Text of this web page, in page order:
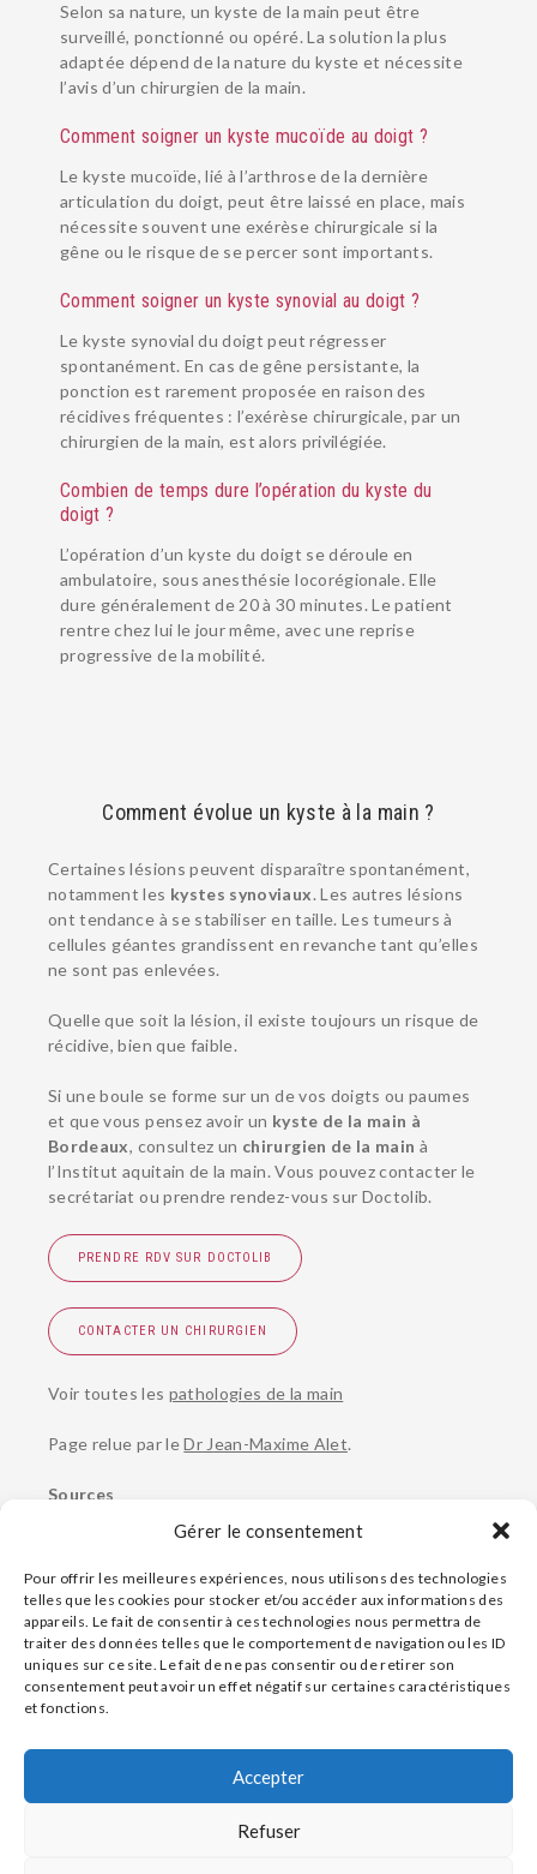
Gérer le consentement
Pour offrir les meilleures expériences, nous utilisons des technologies
telles que les cookies pour stocker et/ou accéder aux informations des
appareils. Le fait de consentir à ces technologies nous permettra de
traiter des données telles que le comportement de navigation ou les ID
uniques sur ce site. Le fait de ne pas consentir ou de retirer son
consentement peut avoir un effet négatif sur certaines caractéristiques
et fonctions.
Accepter
Refuser
Plan d’accès
Conseils pour médecins
Politique de confidentialité
Selon sa nature, un kyste de la main peut être
surveillé, ponctionné ou opéré. La solution la plus
adaptée dépend de la nature du kyste et nécessite
l’avis d’un chirurgien de la main.
Comment soigner un kyste mucoïde au doigt ?
Le kyste mucoïde, lié à l’arthrose de la dernière
articulation du doigt, peut être laissé en place, mais
nécessite souvent une exérèse chirurgicale si la
gêne ou le risque de se percer sont importants.
Comment soigner un kyste synovial au doigt ?
Le kyste synovial du doigt peut régresser
spontanément. En cas de gêne persistante, la
ponction est rarement proposée en raison des
récidives fréquentes : l’exérèse chirurgicale, par un
chirurgien de la main, est alors privilégiée.
Combien de temps dure l’opération du kyste du
doigt ?
L’opération d’un kyste du doigt se déroule en
ambulatoire, sous anesthésie locorégionale. Elle
dure généralement de 20 à 30 minutes. Le patient
rentre chez lui le jour même, avec une reprise
progressive de la mobilité.
Comment évolue un kyste à la main ?
Certaines lésions peuvent disparaître spontanément,
notamment les kystes synoviaux. Les autres lésions
ont tendance à se stabiliser en taille. Les tumeurs à
cellules géantes grandissent en revanche tant qu’elles
ne sont pas enlevées.
Quelle que soit la lésion, il existe toujours un risque de
récidive, bien que faible.
Si une boule se forme sur un de vos doigts ou paumes
et que vous pensez avoir un kyste de la main à
Bordeaux, consultez un chirurgien de la main à
l’Institut aquitain de la main. Vous pouvez contacter le
secrétariat ou prendre rendez-vous sur Doctolib.
PRENDRE RDV SUR DOCTOLIB
CONTACTER UN CHIRURGIEN
Voir toutes les pathologies de la main
Page relue par leDr Jean-Maxime Alet.
Sources
Manuel Merck,Kystes articulaires
Wikipédia,
Kyste synovial
Santé sur le Net, Kyste synovial
Tumeur glomique au doigt
Doigt à ressaut